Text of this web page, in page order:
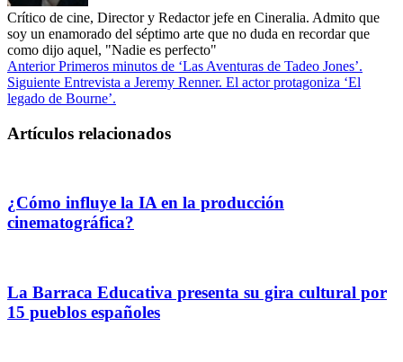
Crítico de cine, Director y Redactor jefe en Cineralia. Admito que
soy un enamorado del séptimo arte que no duda en recordar que
como dijo aquel, "Nadie es perfecto"
AnteriorPrimeros minutos de ‘Las Aventuras de Tadeo Jones’.
Siguiente Entrevista a Jeremy Renner. El actor protagoniza ‘El
legado de Bourne’.
Artículos relacionados
¿Cómo influye la IA en la producción
cinematográfica?
La Barraca Educativa presenta su gira cultural por
15 pueblos españoles